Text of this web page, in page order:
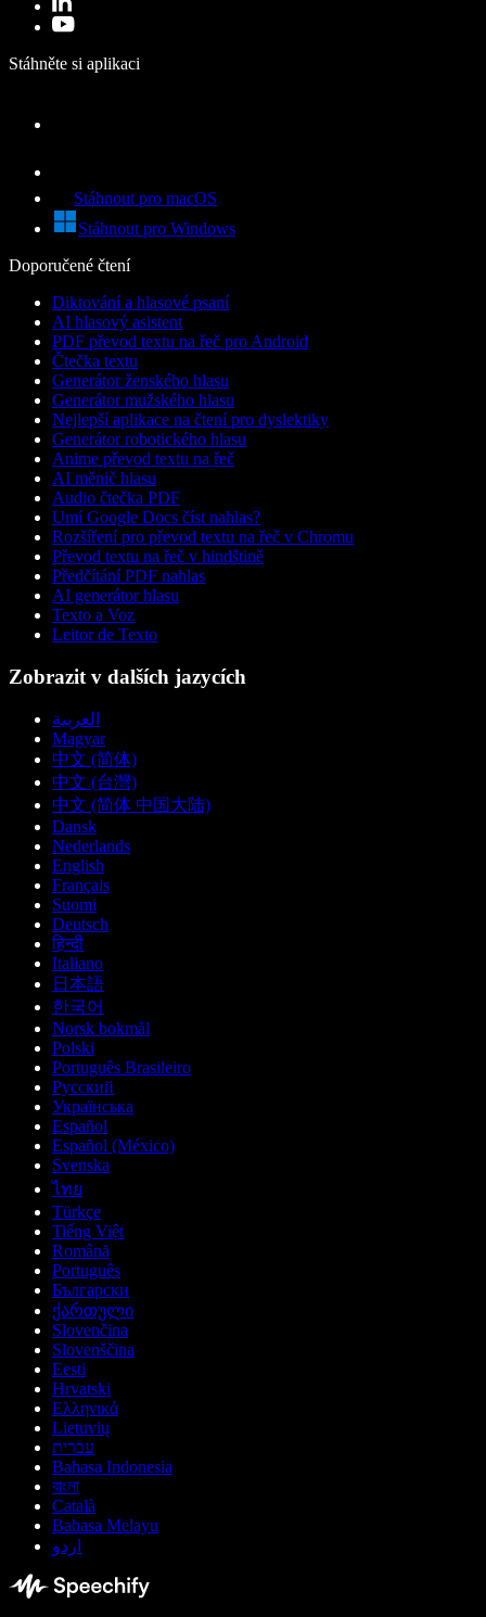
Stáhněte si aplikaci
Stáhnout pro macOS
Stáhnout pro Windows
Doporučené čtení
Diktování a hlasové psaní
AI hlasový asistent
PDF převod textu na řeč pro Android
Čtečka textu
Generátor ženského hlasu
Generátor mužského hlasu
Nejlepší aplikace na čtení pro dyslektiky
Generátor robotického hlasu
Anime převod textu na řeč
AI měnič hlasu
Audio čtečka PDF
Umí Google Docs číst nahlas?
Rozšíření pro převod textu na řeč v Chromu
Převod textu na řeč v hindštině
Předčítání PDF nahlas
AI generátor hlasu
Texto a Voz
Leitor de Texto
Zobrazit v dalších jazycích
العربية
Magyar
中文 (简体)
中文 (台灣)
中文 (简体 中国大陆)
Dansk
Nederlands
English
Français
Suomi
Deutsch
हिन्दी
Italiano
日本語
한국어
Norsk bokmål
Polski
Português Brasileiro
Русский
Українська
Español
Español (México)
Svenska
ไทย
Türkçe
Tiếng Việt
Română
Português
Български
ქართული
Slovenčina
Slovenščina
Eesti
Hrvatski
Ελληνικά
Lietuvių
עברית
Bahasa Indonesia
বাংলা
Català
Bahasa Melayu
اردو